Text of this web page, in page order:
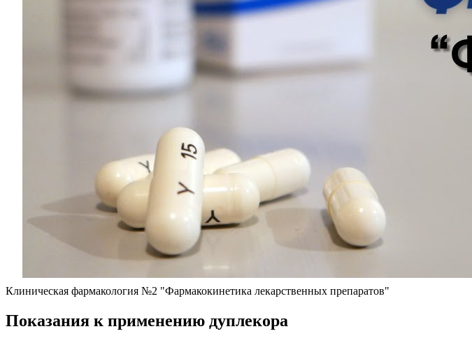
Клиническая фармакология №2 "Фармакокинетика лекарственных препаратов"
Показания к применению дуплекора